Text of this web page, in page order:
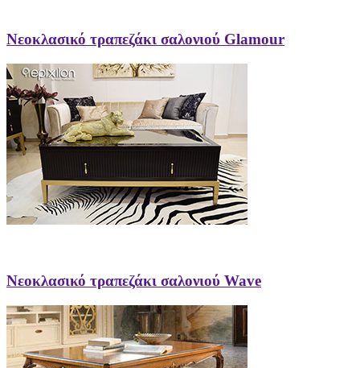
Νεοκλασικό τραπεζάκι σαλονιού Glamour
Νεοκλασικό τραπεζάκι σαλονιού Wave